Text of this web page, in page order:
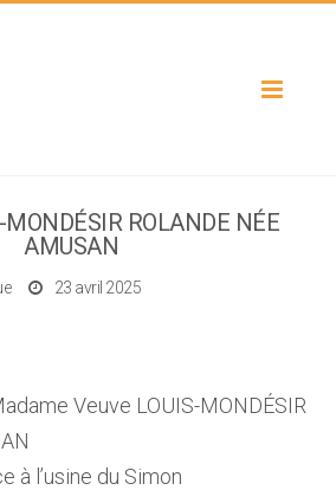
Toggle
MONDÉSIR ROLANDE NÉE
AMUSAN
23 avril 2025
Veuve LOUIS-MONDÉSIR
à l’usine du Simon